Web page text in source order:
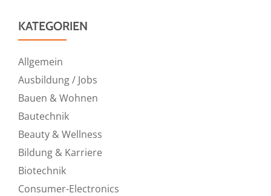
KATEGORIEN
Allgemein
Ausbildung / Jobs
Bauen & Wohnen
Bautechnik
Beauty & Wellness
Bildung & Karriere
Biotechnik
Consumer-Electronics